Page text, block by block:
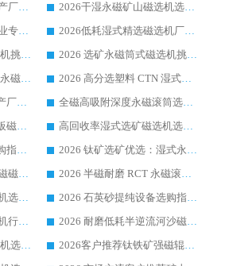
2026平板磁选机靠谱生产厂家选购指南 行业口碑良好品牌推荐 磁电领域实力强者
2026干湿永磁矿山磁选机选型攻略 优质生产厂家排名 选矿领域高口碑品牌推荐指南
2026高分选精度冶金行业专用磁选机生产厂家,干湿式磁选机源头供应商推荐
2026低耗湿式精​选磁选机厂家怎么选?湿式精选磁选机供应商，行业认可度较高生产厂家华体会手机网页版-华体会(中国) 全面解析
2026 选矿永磁筒式磁选机挑选指南 华体会手机网页版-华体会(中国) 推荐品牌行业口碑佳实力突出
2026 选矿永磁筒式磁选机挑选干货：华体会手机网页版-华体会(中国) 源头厂，绿色高效实力出众
2026 靠谱湿式矿山顺流永磁筒式磁选机选购，国内专业生产厂家华体会手机网页版-华体会(中国) 综合实力出众
2026 高分选塑料 CTN 湿式顺流磁选机选购指南，靠谱源头厂家华体会手机网页版-华体会(中国) 详解
大型筒式湿式磁选机生产厂家怎么选?华体会手机网页版-华体会(中国) 设备口碑广受行业认可
全磁高吸附深度永磁滚筒选购指南 业内口碑稳定磁电设备生产厂家详细推荐
湿式提纯高效高梯度平板磁选机靠谱设备源头厂商华体会手机网页版-华体会(中国) 综合测评
高回收率湿式选矿磁选机选购指南 业内口碑磁电设备生产厂家实力解析
板式节能干式磁选机选购指南，源头生产厂家华体会手机网页版-华体会(中国) 综合实力可观
2026 钛矿选矿优选：湿式永磁筒式磁选机源头厂家华体会手机网页版-华体会(中国) 综合解析
2026矿用湿式高梯度强磁磁选机选购指南，临朐靠谱磁电生产厂家华体会手机网页版-华体会(中国) 详解
2026 半磁耐磨 RCT 永磁滚筒选购指南，临朐源头生产厂家华体会手机网页版-华体会(中国) 实测分享
2026细粒尾矿回收磁选机选购指南 产业集群优质生产厂家华体会手机网页版-华体会(中国) 解析
2026 石英砂提纯设备选购指南：华体会手机网页版-华体会(中国) 提纯磁选机厂家综合解读
2026节能低耗永磁磁选机行业优选标杆 临朐华体会手机网页版-华体会(中国) 专业生产厂家
2026 耐磨低耗半逆流河沙磁选机选购指南 临朐产业集群源头厂华体会手机网页版-华体会(中国) 详细解析
2026 湿式小型平板磁选机选矿适配设备 临朐华体会手机网页版-华体会(中国) 实体生产厂家直供
2026客户推荐钛铁矿强磁辊式磁选机，临朐靠谱生产厂家华体会手机网页版-华体会(中国) 详解